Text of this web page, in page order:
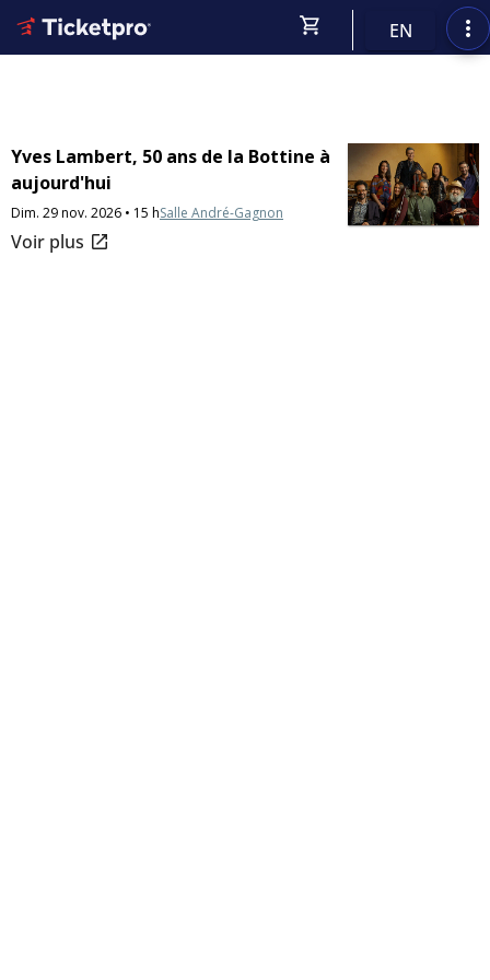
more_vert
EN
shopping_cart
Yves Lambert, 50 ans de la Bottine à
aujourd'hui
Dim. 29 nov. 2026 • 15 hSalle André-Gagnon
open_in_new
Voir plus